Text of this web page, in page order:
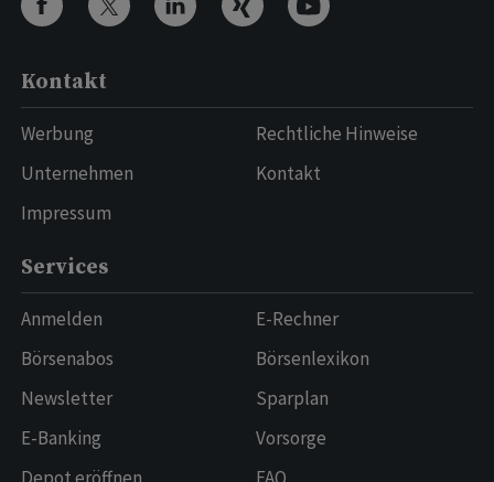
Kontakt
Werbung
Unternehmen
Impressum
Rechtliche Hinweise
Kontakt
Services
Anmelden
Börsenabos
Newsletter
E-Banking
E-Rechner
Börsenlexikon
Sparplan
Vorsorge